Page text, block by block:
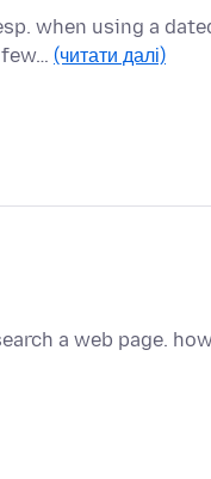
when using a
(читати далі)
a web page.